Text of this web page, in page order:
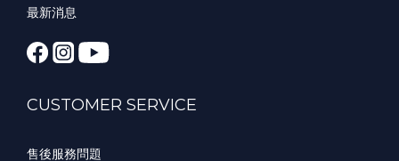
最新消息
CUSTOMER SERVICE
售後服務問題